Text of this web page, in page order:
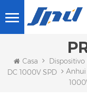
Casa
DC 1000V SPD
Anhui